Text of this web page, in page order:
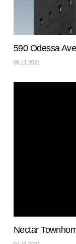
590 Odessa Ave
06.11.2021
Nectar